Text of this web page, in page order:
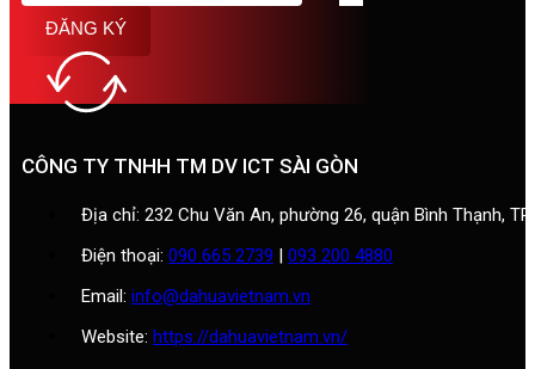
ĐĂNG KÝ
CÔNG TY TNHH TM DV ICT SÀI GÒN
Địa chỉ: 232 Chu Văn An, phường 26, quận Bình Thạnh,
Điện thoại: 090 665 2739 | 093 200 4880
Email: info@dahuavietnam.vn
Website: https://dahuavietnam.vn/